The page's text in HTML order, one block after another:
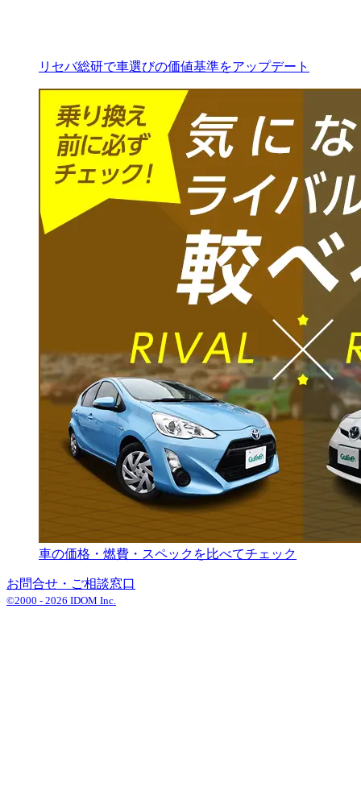
リセバ総研で車選びの価値基準をアップデート
車の価格・燃費・スペックを比べてチェック
お問合せ・ご相談窓口
©2000 - 2026 IDOM Inc.